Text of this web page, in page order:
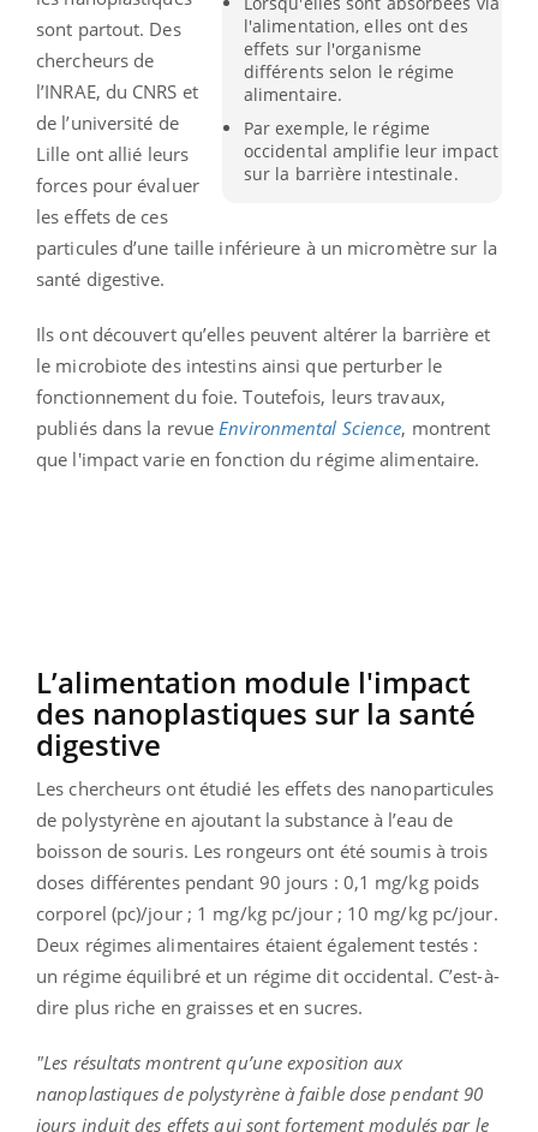
l'alimentation, elles ont des
effets sur l'organisme
différents selon le régime
alimentaire.
Par exemple, le régime
occidental amplifie leur impact
sur la barrière intestinale.
sont partout. Des
chercheurs de
l’INRAE, du CNRS et
de l’université de
Lille ont allié leurs
forces pour évaluer
les effets de ces
particules d’une taille inférieure à un micromètre sur la
santé digestive.
Ils ont découvert qu’elles peuvent altérer la barrière et
le microbiote des intestins ainsi que perturber le
fonctionnement du foie. Toutefois, leurs travaux,
publiés dans la revue Environmental Science, montrent
que l'impact varie en fonction du régime alimentaire.
L’alimentation module l'impact
des nanoplastiques sur la santé
digestive
Les chercheurs ont étudié les effets des nanoparticules
de polystyrène en ajoutant la substance à l’eau de
boisson de souris. Les rongeurs ont été soumis à trois
doses différentes pendant 90 jours : 0,1 mg/kg poids
corporel (pc)/jour ; 1 mg/kg pc/jour ; 10 mg/kg pc/jour.
Deux régimes alimentaires étaient également testés :
un régime équilibré et un régime dit occidental. C’est-à-
dire plus riche en graisses et en sucres.
"Les résultats montrent qu’une exposition aux
nanoplastiques de polystyrène à faible dose pendant 90
jours induit des effets qui sont fortement modulés par le